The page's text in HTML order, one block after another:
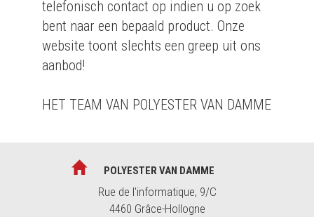
telefonisch contact op indien u op zoek
bent naar een bepaald product. Onze
website toont slechts een greep uit ons
aanbod!
HET TEAM VAN POLYESTER VAN DAMME
POLYESTER VAN DAMME
Rue de l'informatique, 9/C
4460 Grâce-Hollogne